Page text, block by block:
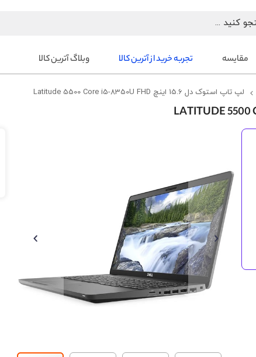
مقایسه تجربه خرید از آترین کالا وبلاگ آترین کالا
لپ تاپ استوک دل 15.6 اینچ Latitude 5500 Core i5-8350U FHD
گالری
تصاویر